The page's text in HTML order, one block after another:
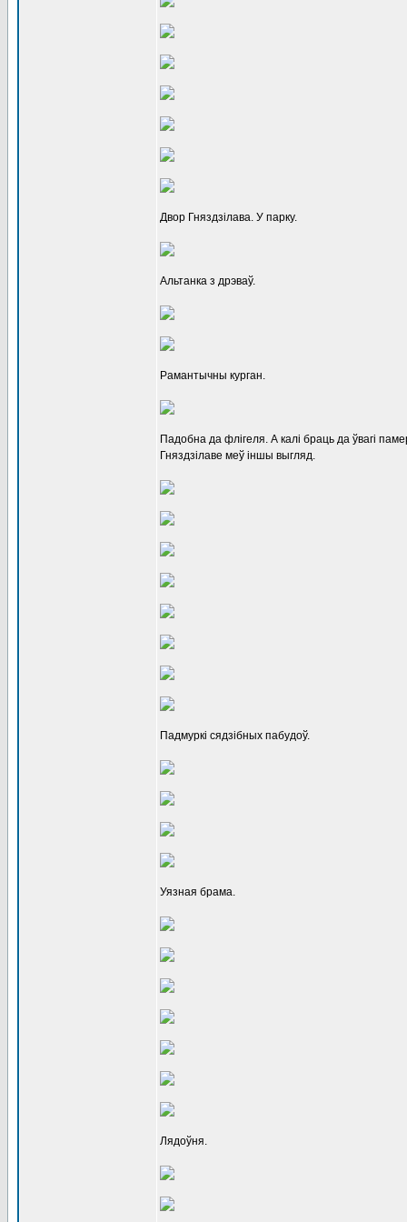
Двор Гняздзілава. У парку.
Альтанка з дрэваў.
Рамантычны курган.
Падобна да флігеля. А калі браць да ўвагі
Гняздзілаве меў іншы выгляд.
Падмуркі сядзібных пабудоў.
Уязная брама.
Лядоўня.